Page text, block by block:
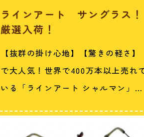
ラインアート サングラス！
厳選入荷！
【抜群の掛け心地】【驚きの軽さ】
で大人気！世界で400万本以上売れ
いる「ラインアート シャルマン」…